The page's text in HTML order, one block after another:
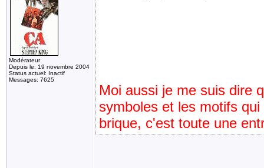
Modérateur
Depuis le: 19 novembre 2004
Status actuel: Inactif
Messages: 7625
Moi aussi je me suis dire
symboles et les motifs
brique, c'est toute une